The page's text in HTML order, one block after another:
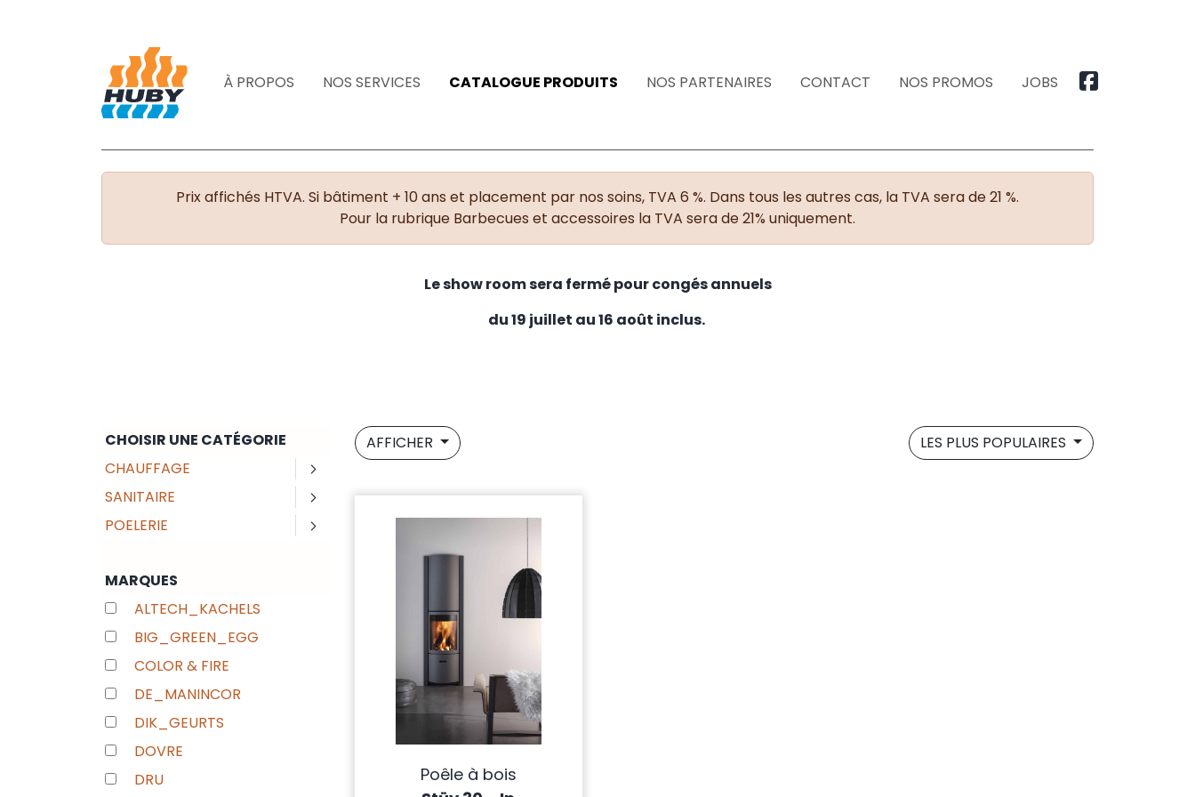
À PROPOS NOS SERVICES CATALOGUE PRODUITS NOS PARTENAIRES CONTACT NOS PROMOS JOBS
Prix affichés HTVA. Si bâtiment + 10 ans et placement par nos soins, TVA 6 %. Dans tous les autres cas, la TVA sera de 21 %.
Pour la rubrique Barbecues et accessoires la TVA sera de 21% uniquement.
Le show room sera fermé pour congés annuels
du 19 juillet au 16 août inclus.
CHOISIR UNE CATÉGORIE
CHAUFFAGE
SANITAIRE
POELERIE
MARQUES
ALTECH_KACHELS
BIG_GREEN_EGG
COLOR & FIRE
DE_MANINCOR
DIK_GEURTS
DOVRE
DRU
AFFICHER LES PLUS POPULAIRES
Poêle à bois